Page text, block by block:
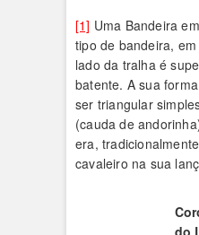
[1] Uma Bandeira
tipo de bandeira,
lado da tralha é
batente. A sua
ser triangular
(cauda de
era,
cavaleiro na sua
do